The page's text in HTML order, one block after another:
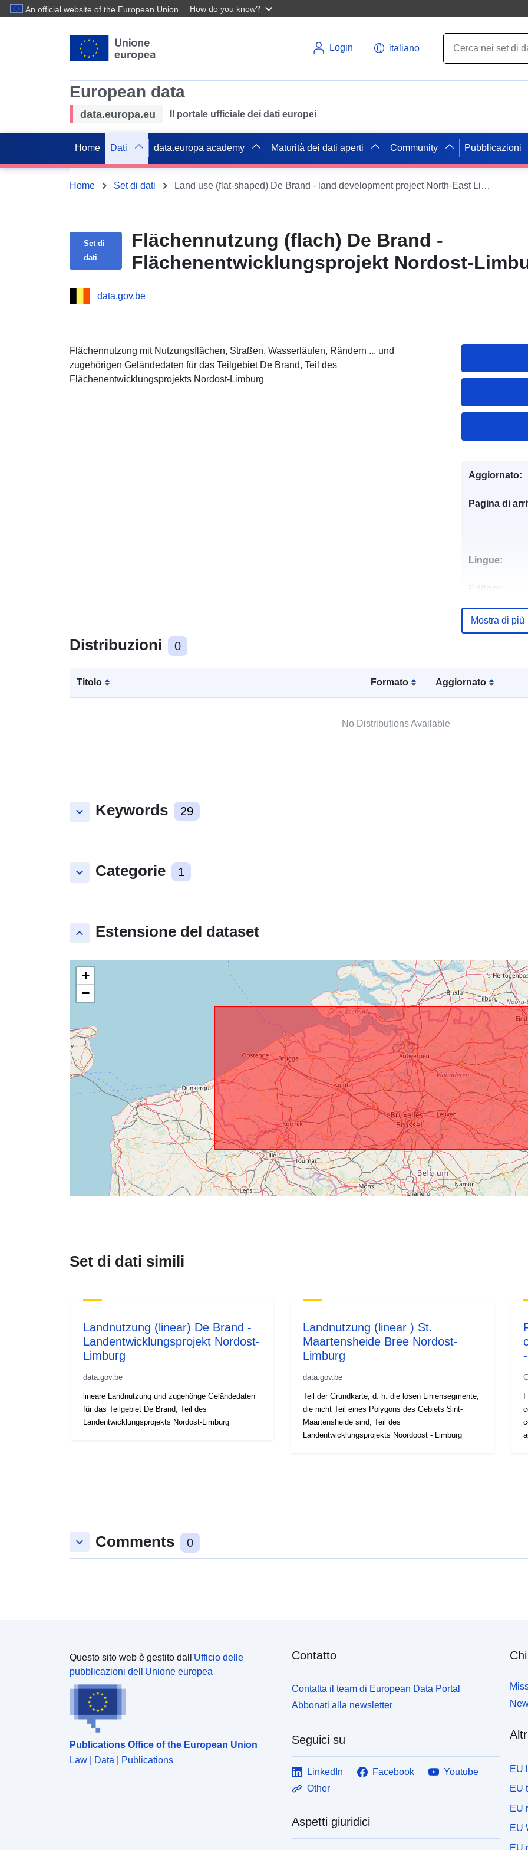
An official website of the European Union How do you know?
Login italiano
European data
data.europa.eu Il portale ufficiale dei dati europei
Home Dati data.europa academy Maturità dei dati aperti Community Pubblicazioni
Home Set di dati Land use (flat-shaped) De Brand - land development project North-East Limburg
Set di
dati
Flächennutzung (flach) De Brand -
Flächenentwicklungsprojekt Nordost-
data.gov.be
Flächennutzung mit Nutzungsflächen, Straßen, Wasserläufen, Rändern ... und
zugehörigen Geländedaten für das Teilgebiet De Brand, Teil des
Flächenentwicklungsprojekts Nordost-Limburg
Distribuzioni 0
Titolo Formato Aggiornato
No Distributions Available
keyboard_arrow_down Keywords 29
keyboard_arrow_down Categorie 1
keyboard_arrow_up Estensione del dataset
+
−
Aggiornato:
Pagina di
Lingue:
Editore:
Punti di
Provenienza:
Identificatori:
Altri
uriRef:
Diritti di
Copertura
Mostra di più
Set di dati simili
Landnutzung (linear) De Brand -
Landentwicklungsprojekt Nordost-
Limburg
data.gov.be
lineare Landnutzung und zugehörige Geländedaten
für das Teilgebiet De Brand, Teil des
Landentwicklungsprojekts Nordost-Limburg
Landnutzung (linear ) St.
Maartensheide Bree Nordost-
Limburg
data.gov.be
Teil der Grundkarte, d. h. die losen Liniensegmente,
die nicht Teil eines Polygons des Gebiets Sint-
Maartensheide sind, Teil des
Landentwicklungsprojekts Noordoost - Limburg
I
keyboard_arrow_down Comments 0
Questo sito web è gestito dall'Ufficio delle
pubblicazioni dell'Unione europea
Publications Office of the European Union
Law | Data | Publications
Contatto
Contatta il team di European Data Portal
Abbonati alla newsletter
Seguici su
LinkedIn Facebook
Youtube
Other
Aspetti giuridici
EU
EU
EU
EU
EU